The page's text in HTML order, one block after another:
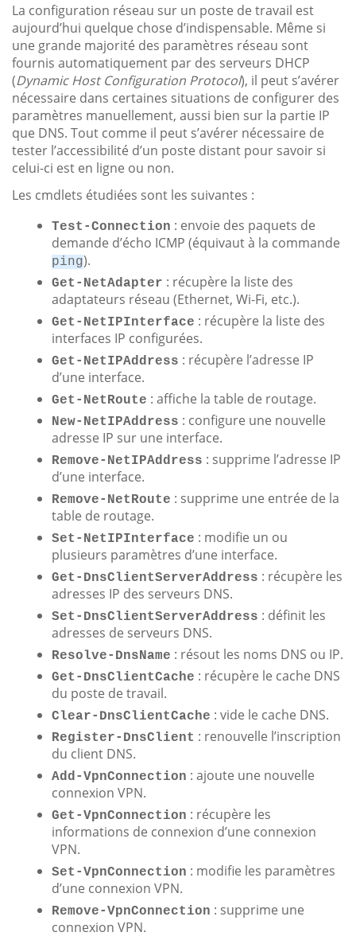
La configuration réseau sur un poste de travail est
aujourd’hui quelque chose d’indispensable. Même si
une grande majorité des paramètres réseau sont
fournis automatiquement par des serveurs DHCP
(Dynamic Host Configuration Protocol), il peut s’avérer
nécessaire dans certaines situations de configurer des
paramètres manuellement, aussi bien sur la partie IP
que DNS. Tout comme il peut s’avérer nécessaire de
tester l’accessibilité d’un poste distant pour savoir si
celui-ci est en ligne ou non.
Les cmdlets étudiées sont les suivantes :
Test-Connection : envoie des paquets de
demande d’écho ICMP (équivaut à la commande
ping).
Get-NetAdapter : récupère la liste des
adaptateurs réseau (Ethernet, Wi-Fi, etc.).
Get-NetIPInterface : récupère la liste des
interfaces IP configurées.
Get-NetIPAddress : récupère l’adresse IP
d’une interface.
Get-NetRoute : affiche la table de routage.
New-NetIPAddress : configure une nouvelle
adresse IP sur une interface.
Remove-NetIPAddress : supprime l’adresse IP
d’une interface.
Remove-NetRoute : supprime une entrée de la
table de routage.
Set-NetIPInterface : modifie un ou
plusieurs paramètres d’une interface.
Get-DnsClientServerAddress : récupère les
adresses IP des serveurs DNS.
Set-DnsClientServerAddress : définit les
adresses de serveurs DNS.
Resolve-DnsName : résout les noms DNS ou IP.
Get-DnsClientCache : récupère le cache DNS
du poste de travail.
Clear-DnsClientCache : vide le cache DNS.
Register-DnsClient : renouvelle l’inscription
du client DNS.
Add-VpnConnection : ajoute une nouvelle
connexion VPN.
Get-VpnConnection : récupère les
informations de connexion d’une connexion
VPN.
Set-VpnConnection : modifie les paramètres
d’une connexion VPN.
Remove-VpnConnection : supprime une
connexion VPN.